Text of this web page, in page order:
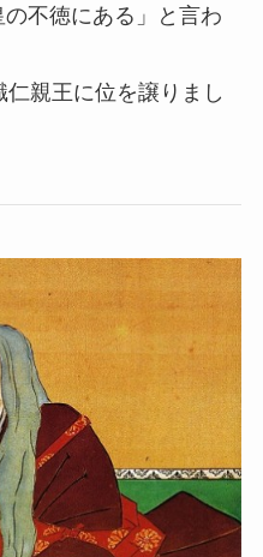
の不徳にある」と言わ
親王に位を譲りまし